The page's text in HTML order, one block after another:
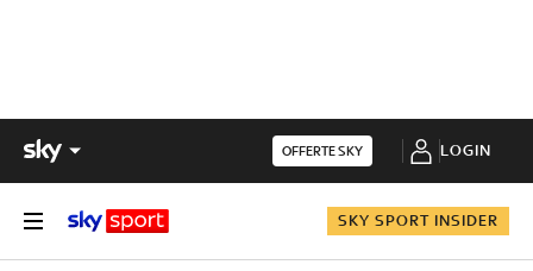
OFFERTE SKY LOGIN
SKY SPORT INSIDER